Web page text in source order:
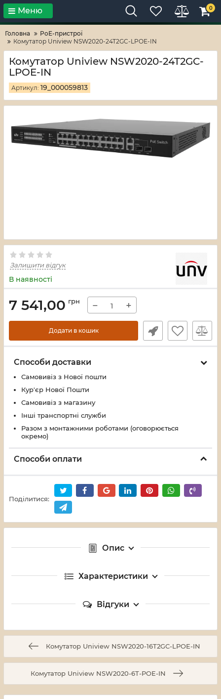
Тільки високі технології! RV-ZAFT
Меню 0
Головна
PoE-пристрої
Комутатор Uniview NSW2020-24T2GC-LPOE-IN
Комутатор Uniview NSW2020-24T2GC-
LPOE-IN
Артикул: 19_000059813
Залишити відгук
В наявності
7 541,00 грн − +
Додати в кошик
Способи доставки
Самовивіз з Нової пошти
Кур'єр Нової Пошти
Самовивіз з магазину
Інші транспортні служби
Разом з монтажними роботами (оговорюється
окремо)
Способи оплати
Поділитися:
Опис
Характеристики
Відгуки
Комутатор Uniview NSW2020-16T2GC-LPOE-IN
Комутатор Uniview NSW2020-6T-POE-IN